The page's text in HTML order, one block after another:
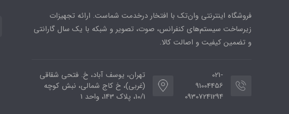
فروشگاه اینترنتی وان‌تک با افتخار درخدمت شماست. ارائه تجهیزات
زیرساخت سیستم‌های کنفرانس، صوت، تصویر و شبکه با یک سال گارانتی
و تضمین کیفیت و اصالت کالا.
021-
91004456
09307241294
تهران، یوسف آباد، خ. فتحی شقاقی
(غربی)، خ کاج شمالی، نبش کوچه
10/1، پلاک 143، واحد 1